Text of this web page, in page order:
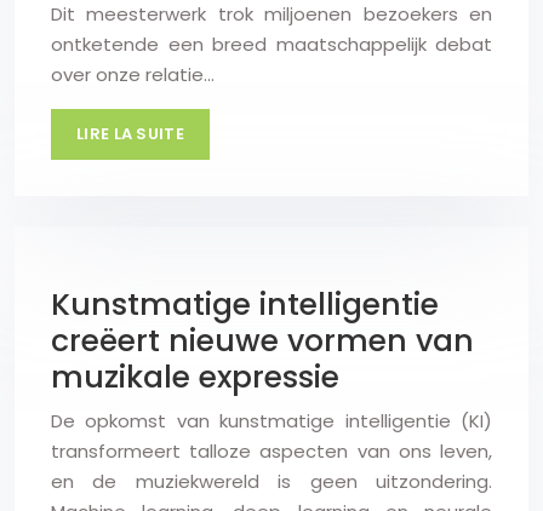
Dit meesterwerk trok miljoenen bezoekers en
ontketende een breed maatschappelijk debat
over onze relatie…
LIRE LA SUITE
Kunstmatige intelligentie
creëert nieuwe vormen van
muzikale expressie
De opkomst van kunstmatige intelligentie (KI)
transformeert talloze aspecten van ons leven,
en de muziekwereld is geen uitzondering.